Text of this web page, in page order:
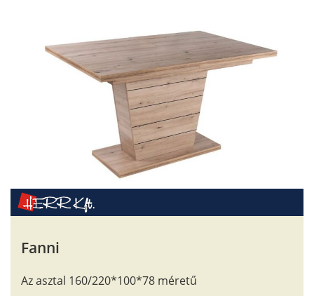
Fanni
Az asztal 160/220*100*78 méretű